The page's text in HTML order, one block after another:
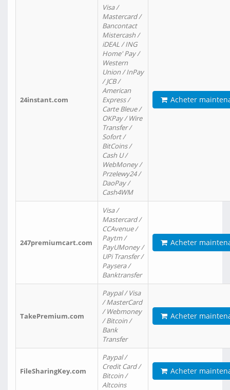
24instant.com
Visa /
Mastercard /
Bancontact
Mistercash /
iDEAL / ING
Home' Pay /
Western
Union / InPay
/ JCB /
American
Express /
Carte Bleue /
OKPay / Wire
Transfer /
Sofort /
BitCoins /
Cash U /
WebMoney /
Przelewy24 /
DaoPay /
Cash4WM
Acheter
247premiumcart.com
Visa /
Mastercard /
CCAvenue /
Paytm /
PayUMoney /
UPi Transfer /
Paysera /
Banktransfer
Acheter
TakePremium.com
Paypal / Visa
/ MasterCard
/ Webmoney
/ Bitcoin /
Bank
Transfer
Acheter
FileSharingKey.com
Paypal /
Credit Card /
Bitcoin /
Altcoins
Acheter